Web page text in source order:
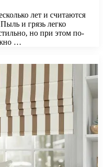
лет и считаются
и грязь легко
но при этом по-
…